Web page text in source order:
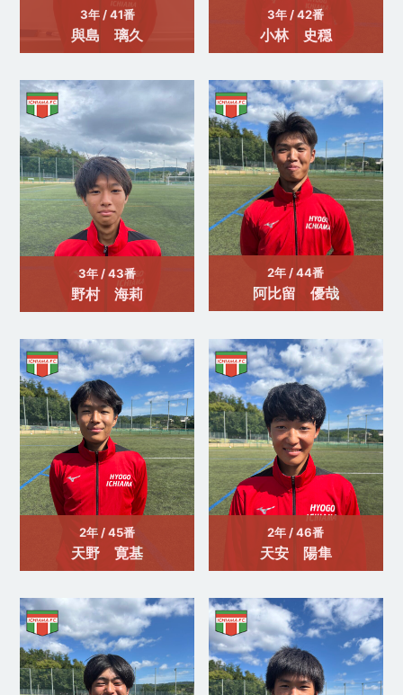
3年 / 41番
與島 璃久
3年 / 42番
小林 史穏
3年 / 43番
野村 海莉
2年 / 44番
阿比留 優哉
2年 / 45番
天野 寛基
2年 / 46番
天安 陽隼